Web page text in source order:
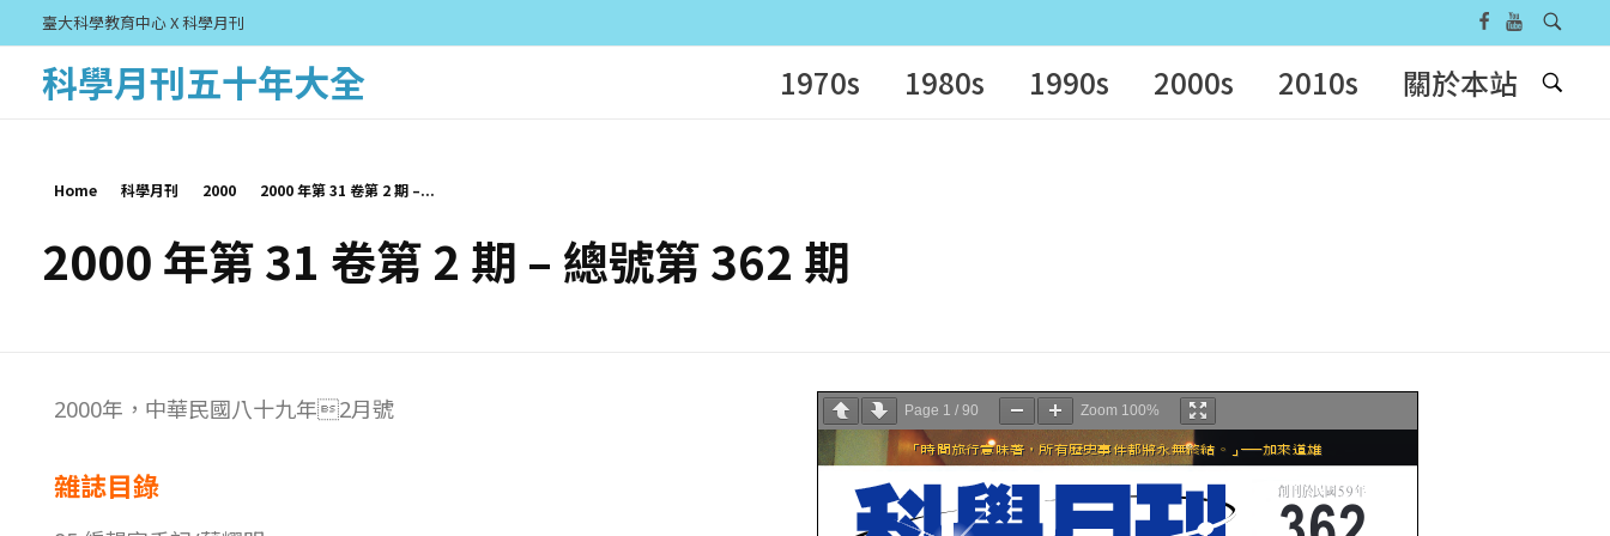
臺大科學教育中心 X 科學月刊
科學月刊五十年大全 1970s 1980s 1990s 2000s 2010s 關於本站
Home 科學月刊 2000 2000 年第 31 卷第 2 期 –...
2000 年第 31 卷第 2 期 – 總號第 362 期
2
0
2000年，中華民國八十九年2月號
雜誌目錄
Page 1 / 90 Zoom 100%